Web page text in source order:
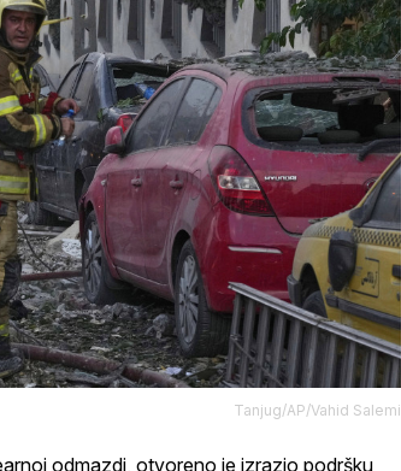
Tanjug/AP/Vahid Salemi
odmazdi, otvoreno je izrazio podršku